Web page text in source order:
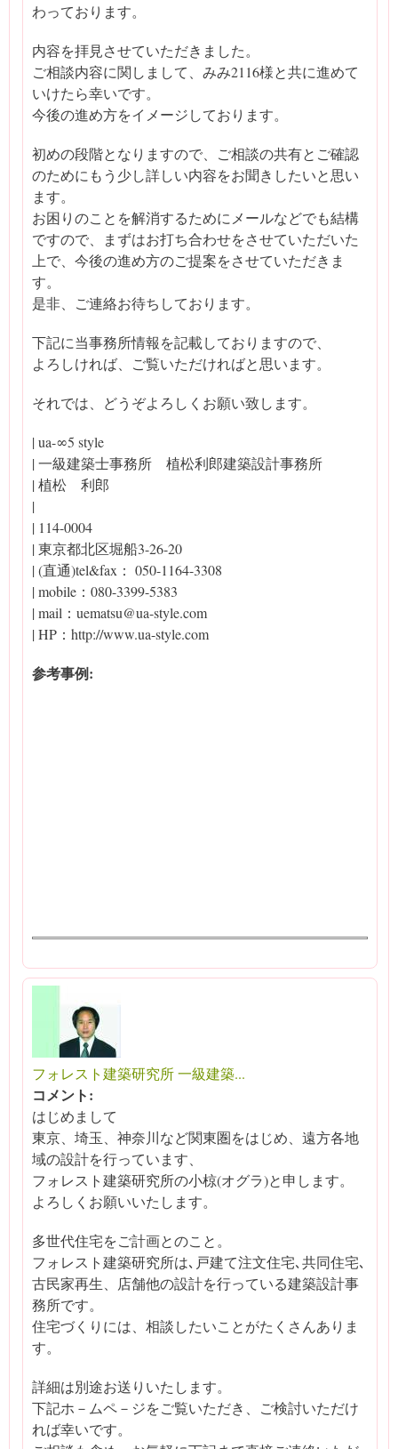
わっております。
内容を拝見させていただきました。
ご相談内容に関しまして、みみ2116様と共に進めて
いけたら幸いです。
今後の進め方をイメージしております。
初めの段階となりますので、ご相談の共有とご確認
のためにもう少し詳しい内容をお聞きしたいと思い
ます。
お困りのことを解消するためにメールなどでも結構
ですので、まずはお打ち合わせをさせていただいた
上で、今後の進め方のご提案をさせていただきま
す。
是非、ご連絡お待ちしております。
下記に当事務所情報を記載しておりますので、
よろしければ、ご覧いただければと思います。
それでは、どうぞよろしくお願い致します。
| ua-∞5 style
| 一級建築士事務所 植松利郎建築設計事務所
| 植松 利郎
|
| 114-0004
| 東京都北区堀船3-26-20
| (直通)tel&fax： 050-1164-3308
| mobile：080-3399-5383
| mail：uematsu@ua-style.com
| HP：http://www.ua-style.com
参考事例:
フォレスト建築研究所 一級建築...
コメント:
はじめまして
東京、埼玉、神奈川など関東圏をはじめ、遠方各地
域の設計を行っています、
フォレスト建築研究所の小椋(オグラ)と申します。
よろしくお願いいたします。
多世代住宅をご計画とのこと。
フォレスト建築研究所は､戸建て注文住宅､共同住宅､
古民家再生、店舗他の設計を行っている建築設計事
務所です。
住宅づくりには、相談したいことがたくさんありま
す。
詳細は別途お送りいたします。
下記ホ－ムペ－ジをご覧いただき、ご検討いただけ
れば幸いです。